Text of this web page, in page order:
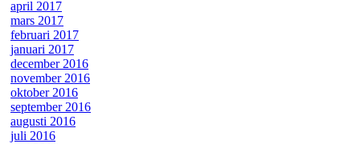
april 2017
mars 2017
februari 2017
januari 2017
december 2016
november 2016
oktober 2016
september 2016
augusti 2016
juli 2016